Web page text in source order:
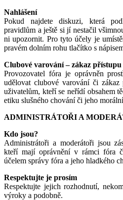
Nahlášení
Pokud najdete diskuzi, která
pravidlům a ještě si jí nestačil
ni upozornit. Pro tyto účely je
pravém dolním rohu tlačítko s
Clubové varování – zákaz přístupu
Provozovatel fóra je oprávněn
udělovat clubové varování či
uživatelům, kteří se neřídí obsahem
etiku slušného chování či jeho
ADMINISTRÁTOŘI A
Kdo jsou?
Administrátoři a moderátoři jsou
kteří mají oprávnění v rámci fóra
účelem správy fóra a jeho hladkého
Respektujte je prosím
Respektujte jejich rozhodnutí,
výroky a podobně.